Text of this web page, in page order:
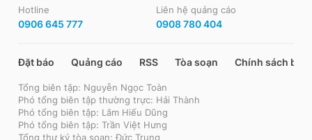
Hotline
0906 645 777
Liên hệ quảng cáo
0908 780 404
Đặt báo Quảng cáo RSS Tòa soạn Chính sách bảo
Tổng biên tập: Nguyễn Ngọc Toàn
Phó tổng biên tập thường trực: Hải Thành
Phó tổng biên tập: Lâm Hiếu Dũng
Phó tổng biên tập: Trần Việt Hưng
Tổng thư ký tòa soạn: Đức Trung